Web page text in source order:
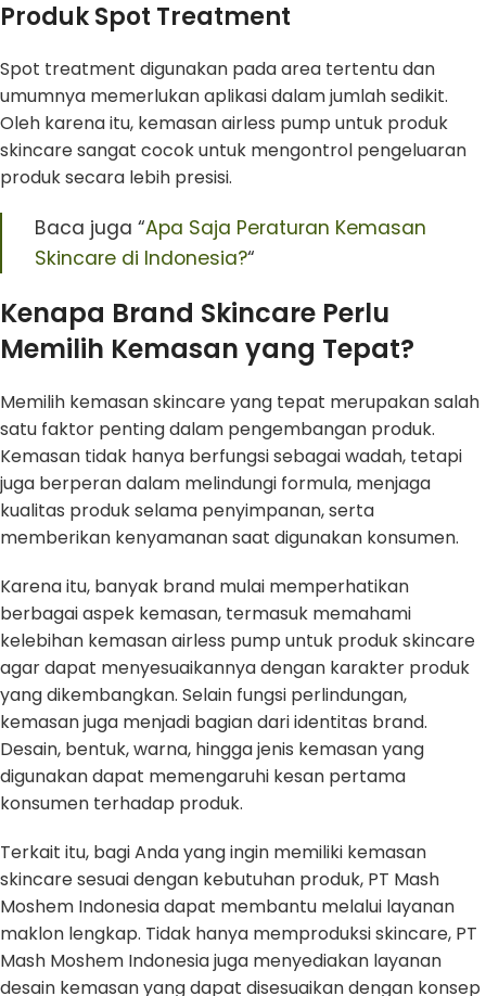
Produk Spot Treatment
Spot treatment digunakan pada area tertentu dan
umumnya memerlukan aplikasi dalam jumlah sedikit.
Oleh karena itu, kemasan airless pump untuk produk
skincare sangat cocok untuk mengontrol pengeluaran
produk secara lebih presisi.
Baca juga “Apa Saja Peraturan Kemasan
Skincare di Indonesia?“
Kenapa Brand Skincare Perlu
Memilih Kemasan yang Tepat?
Memilih kemasan skincare yang tepat merupakan salah
satu faktor penting dalam pengembangan produk.
Kemasan tidak hanya berfungsi sebagai wadah, tetapi
juga berperan dalam melindungi formula, menjaga
kualitas produk selama penyimpanan, serta
memberikan kenyamanan saat digunakan konsumen.
Karena itu, banyak brand mulai memperhatikan
berbagai aspek kemasan, termasuk memahami
kelebihan kemasan airless pump untuk produk skincare
agar dapat menyesuaikannya dengan karakter produk
yang dikembangkan. Selain fungsi perlindungan,
kemasan juga menjadi bagian dari identitas brand.
Desain, bentuk, warna, hingga jenis kemasan yang
digunakan dapat memengaruhi kesan pertama
konsumen terhadap produk.
Terkait itu, bagi Anda yang ingin memiliki kemasan
skincare sesuai dengan kebutuhan produk, PT Mash
Moshem Indonesia dapat membantu melalui layanan
maklon lengkap. Tidak hanya memproduksi skincare, PT
Mash Moshem Indonesia juga menyediakan layanan
desain kemasan yang dapat disesuaikan dengan konsep